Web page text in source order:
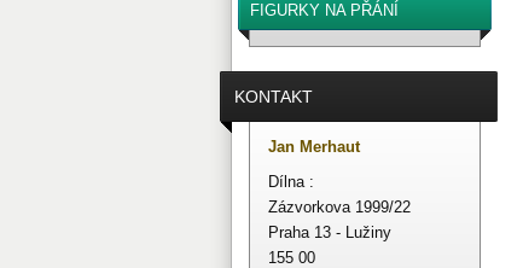
FIGURKY NA PŘÁNÍ
KONTAKT
Jan Merhaut
Dílna :
Zázvorkova 1999/22
Praha 13 - Lužiny
155 00